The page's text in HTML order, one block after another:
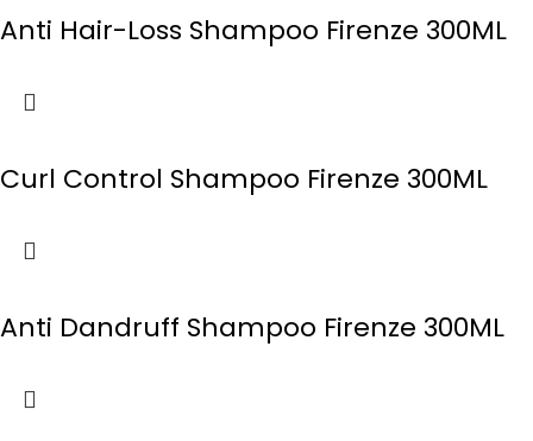
Anti Hair-Loss Shampoo Firenze 300ML
Curl Control Shampoo Firenze 300ML
Anti Dandruff Shampoo Firenze 300ML